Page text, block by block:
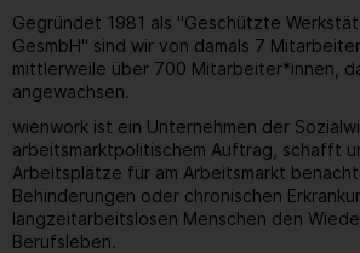
Gegründet 1981 als "Geschützte
GesmbH" sind wir von damals 7
mittlerweile über 700 Mitarbeiter*innen,
angewachsen.
wienwork ist ein Unternehmen der
arbeitsmarktpolitischem Auftrag, schafft
Arbeitsplätze für am Arbeitsmarkt
Behinderungen oder chronischen
langzeitarbeitslosen Menschen den
Berufsleben.